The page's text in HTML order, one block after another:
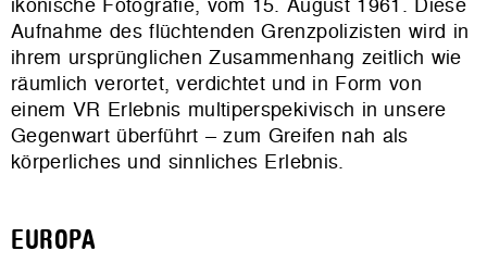
Aufnahme des flüchtenden Grenzpolizisten wird in
ihrem ursprünglichen Zusammenhang zeitlich wie
räumlich verortet, verdichtet und in Form von
einem VR Erlebnis multiperspekivisch in unsere
Gegenwart überführt – zum Greifen nah als
körperliches und sinnliches Erlebnis.
EUROPA